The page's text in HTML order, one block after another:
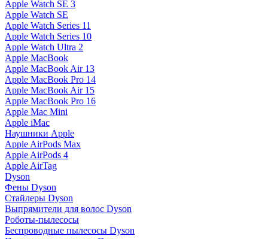
Apple Watch SE 3
Apple Watch SE
Apple Watch Series 11
Apple Watch Series 10
Apple Watch Ultra 2
Apple MacBook
Apple MacBook Air 13
Apple MacBook Pro 14
Apple MacBook Air 15
Apple MacBook Pro 16
Apple Mac Mini
Apple iMac
Наушники Apple
Apple AirPods Max
Apple AirPods 4
Apple AirTag
Dyson
Фены Dyson
Стайлеры Dyson
Выпрямители для волос Dyson
Роботы-пылесосы
Беспроводные пылесосы Dyson